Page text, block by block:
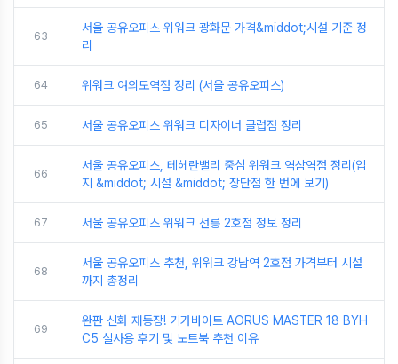
63
서울 공유오피스 위워크 광화문 가격&middot;시설 기준 정
리
64 위워크 여의도역점 정리 (서울 공유오피스)
65 서울 공유오피스 위워크 디자이너 클럽점 정리
66
서울 공유오피스, 테헤란밸리 중심 위워크 역삼역점 정리(입
지 &middot; 시설 &middot; 장단점 한 번에 보기)
67 서울 공유오피스 위워크 선릉 2호점 정보 정리
68
서울 공유오피스 추천, 위워크 강남역 2호점 가격부터 시설
까지 총정리
69
완판 신화 재등장! 기가바이트 AORUS MASTER 18 BYH
C5 실사용 후기 및 노트북 추천 이유